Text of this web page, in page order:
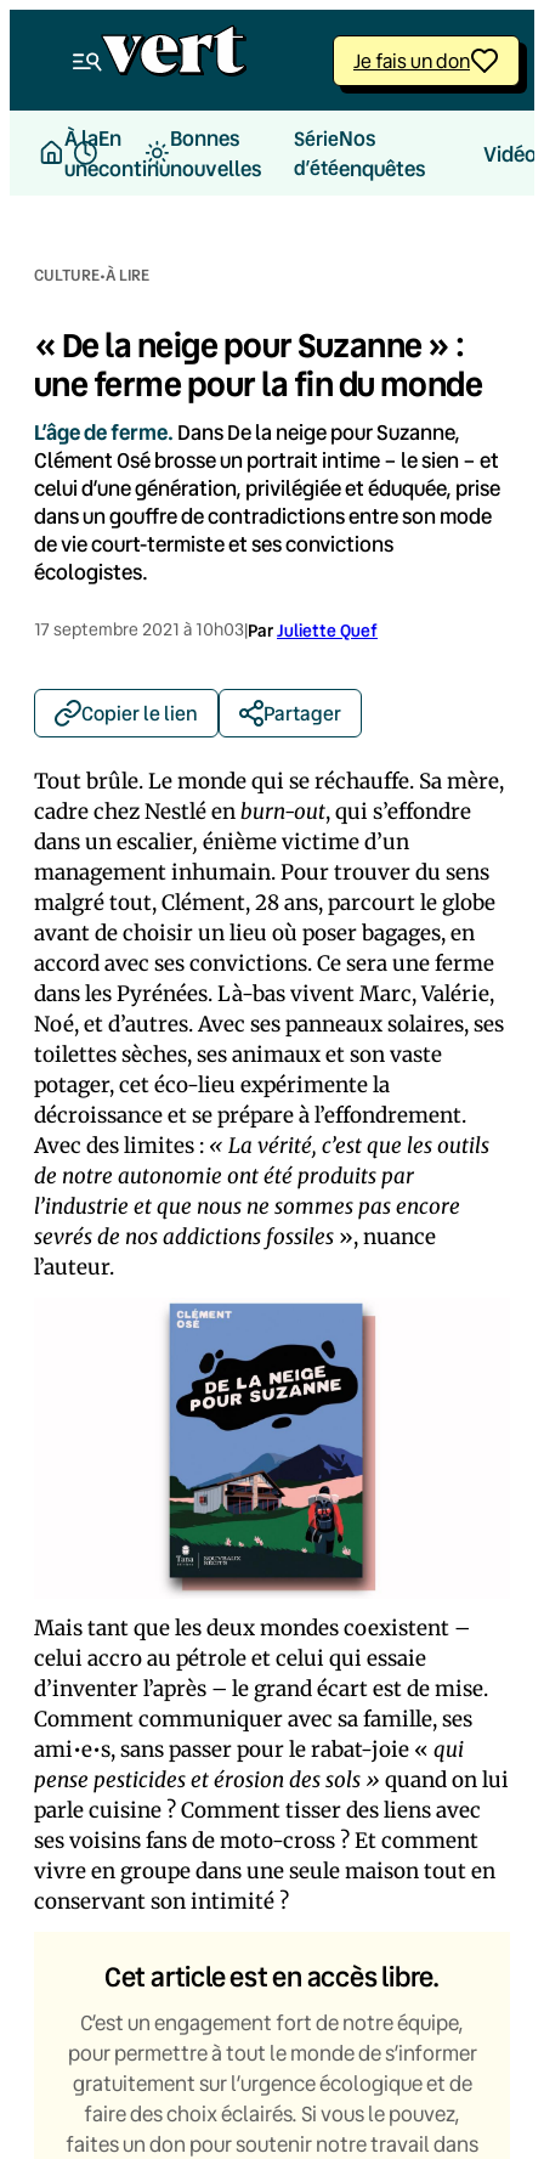
Je fais un don
À la
une
En
continu
Bonnes
nouvelles
Série
d’été
Nos
enquêtes
CULTURE·À LIRE
« De la neige pour Suzanne » :
une ferme pour la fin du monde
L’âge de ferme. Dans De la neige pour Suzanne,
Clément Osé brosse un portrait intime – le sien – et
celui d’une génération, privilégiée et éduquée, prise
dans un gouffre de contradictions entre son mode
de vie court-termiste et ses convictions
écologistes.
17 septembre 2021 à 10h03|ParJuliette Quef
Copier le lien Partager
Tout brûle. Le monde qui se réchauffe. Sa mère,
cadre chez Nestlé enburn-out, qui s’effondre
dans un escalier, énième victime d’un
management inhumain. Pour trouver du sens
malgré tout, Clément, 28 ans, parcourt le globe
avant de choisir un lieu où poser bagages, en
accord avec ses convictions. Ce sera une ferme
dans les Pyrénées. Là-bas vivent Marc, Valérie,
Noé, et d’autres. Avec ses panneaux solaires, ses
toilettes sèches, ses animaux et son vaste
potager, cet éco-lieu expérimente la
décroissance et se prépare à l’effondrement.
Avec des limites : « La vérité, c’est que les outils
de notre autonomie ont été produits par
l’industrie et que nous ne sommes pas encore
sevrés de nos addictions fossiles », nuance
l’auteur.
Mais tant que les deux mondes coexistent –
celui accro au pétrole et celui qui essaie
d’inventer l’après – le grand écart est de mise.
Comment communiquer avec sa famille, ses
ami•e•s, sans passer pour le rabat-joie « qui
pense pesticides et érosion des sols » quand on lui
parle cuisine ? Comment tisser des liens avec
ses voisins fans de moto-cross ? Et comment
vivre en groupe dans une seule maison tout en
conservant son intimité ?
Cet article est en accès libre.
C’est un engagement fort de notre équipe,
pour permettre à tout le monde de s’informer
gratuitement sur l’urgence écologique et de
faire des choix éclairés. Si vous le pouvez,
faites un don pour soutenir notre travail dans